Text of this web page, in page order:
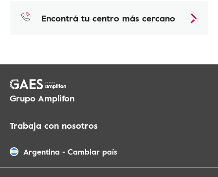
Encontrá tu centro más cercano
Grupo Amplifon
Trabaja con nosotros
Argentina - Cambiar país